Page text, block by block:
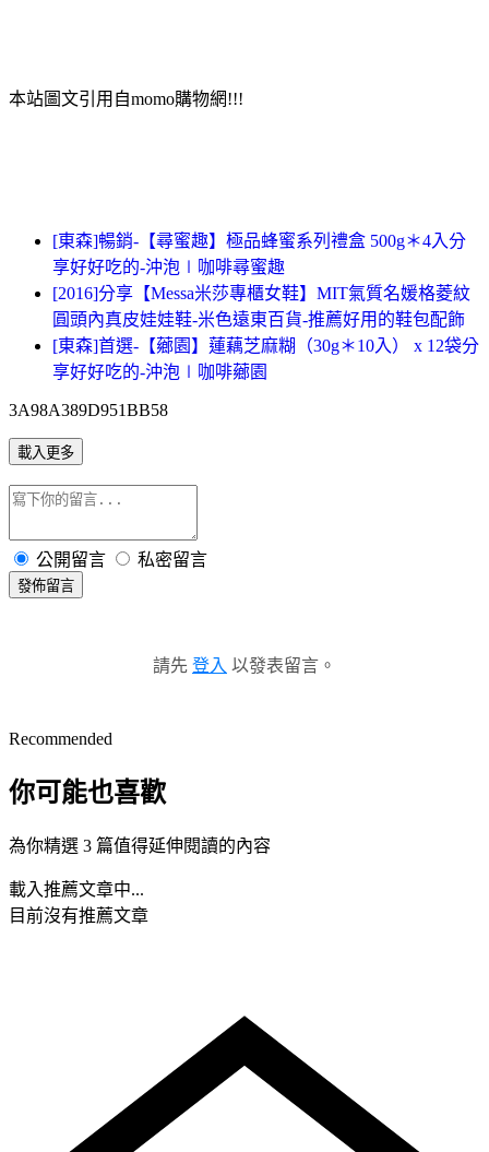
本站圖文引用自momo購物網!!!
[東森]暢銷-【尋蜜趣】極品蜂蜜系列禮盒 500g＊4入分
享好好吃的-沖泡∣咖啡尋蜜趣
[2016]分享【Messa米莎專櫃女鞋】MIT氣質名媛格菱紋
圓頭內真皮娃娃鞋-米色遠東百貨-推薦好用的鞋包配飾
[東森]首選-【薌園】蓮藕芝麻糊（30g＊10入） x 12袋分
享好好吃的-沖泡∣咖啡薌園
3A98A389D951BB58
載入更多
公開留言 私密留言
發佈留言
請先 登入 以發表留言。
Recommended
你可能也喜歡
為你精選 3 篇值得延伸閱讀的內容
載入推薦文章中...
目前沒有推薦文章